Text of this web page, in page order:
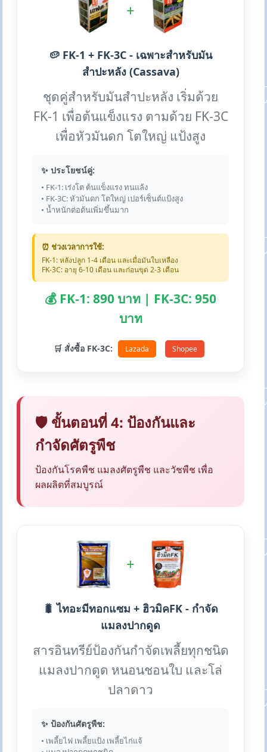
+
🥔 FK-1 + FK-3C - เฉพาะสำหรับมัน
สำปะหลัง (Cassava)
ชุดคู่สำหรับมันสำปะหลัง เริ่มด้วย
FK-1 เพื่อต้นแข็งแรง ตามด้วย FK-3C
เพื่อหัวมันดก โตใหญ่ แป้งสูง
✨ ประโยชน์คู่:
• FK-1: เร่งโต ต้นแข็งแรง ทนแล้ง
• FK-3C: หัวมันดก โตใหญ่ เปอร์เซ็นต์แป้งสูง
• น้ำหนักต่อต้นเพิ่มขึ้นมาก
⏰ ช่วงเวลาการใช้:
FK-1: หลังปลูก 1-4 เดือน และเมื่อมันใบเหลือง
FK-3C: อายุ 6-10 เดือน และก่อนขุด 2-3 เดือน
💰 FK-1: 890 บาท | FK-3C: 950
บาท
🛒 สั่งซื้อ FK-3C: Lazada Shopee
🛡️ ขั้นตอนที่ 4: ป้องกันและ
กำจัดศัตรูพืช
ป้องกันโรคพืช แมลงศัตรูพืช และวัชพืช เพื่อ
ผลผลิตที่สมบูรณ์
+
🐛 ไทอะมีทอกแซม + ฮิวมิคFK - กำจัด
แมลงปากดูด
สารอินทรีย์ป้องกันกำจัดเพลี้ยทุกชนิด
แมลงปากดูด หนอนชอนใบ และโล่
ปลาดาว
✨ ป้องกันศัตรูพืช:
• เพลี้ยไฟ เพลี้ยแป้ง เพลี้ยไก่แจ้